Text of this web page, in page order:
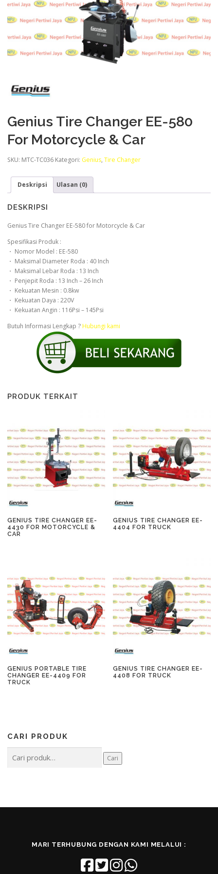
Genius Tire Changer EE-580
For Motorcycle & Car
SKU: MTC-TC036 Kategori: Genius, Tire Changer
Deskripsi Ulasan (0)
DESKRIPSI
Genius Tire Changer EE-580 for Motorcycle & Car
Spesifikasi Produk :
・ Nomor Model : EE-580
・ Maksimal Diameter Roda : 40 Inch
・ Maksimal Lebar Roda : 13 Inch
・ Penjepit Roda : 13 Inch – 26 Inch
・ Kekuatan Mesin : 0.8kw
・ Kekuatan Daya : 220V
・ Kekuatan Angin : 116Psi – 145Psi
Butuh Informasi Lengkap ?Hubungi kami
PRODUK TERKAIT
GENIUS TIRE CHANGER EE-
4430 FOR MOTORCYCLE &
CAR
GENIUS TIRE CHANGER EE-
4404 FOR TRUCK
GENIUS PORTABLE TIRE
CHANGER EE-4409 FOR
TRUCK
GENIUS TIRE CHANGER EE-
4408 FOR TRUCK
CARI PRODUK
untuk:
Cari
MARI TERHUBUNG DENGAN KAMI MELALUI :